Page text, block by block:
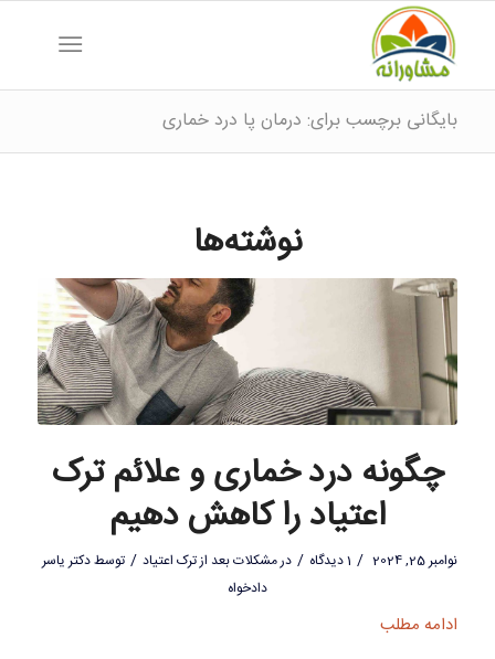
بایگانی برچسب برای: درمان پا درد خماری
نوشته‌ها
چگونه درد خماری و علائم ترک
اعتیاد را کاهش دهیم
نوامبر 25, 2024 / 1 دیدگاه / درمشکلات بعد از ترک اعتیاد / توسطدکتر یاسر
دادخواه
ادامه مطلب